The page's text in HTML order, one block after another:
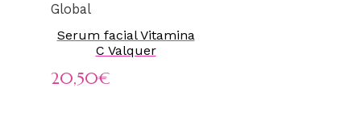
Global
Serum facial Vitamina
C Valquer
20,50€